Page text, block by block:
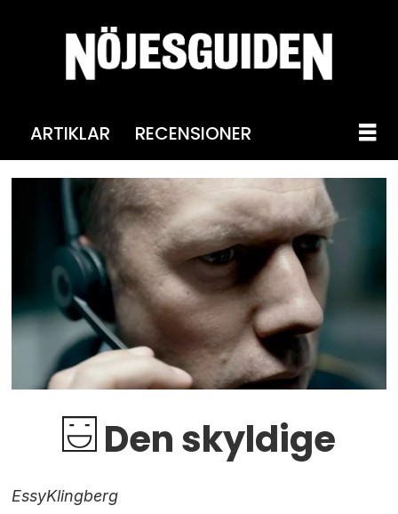
ARTIKLAR RECENSIONER
Den skyldige
EssyKlingberg